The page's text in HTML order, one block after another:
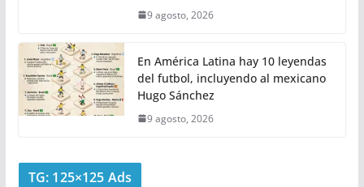
9 agosto, 2026
En América Latina hay 10 leyendas
del futbol, incluyendo al mexicano
Hugo Sánchez
9 agosto, 2026
TG: 125×125 Ads